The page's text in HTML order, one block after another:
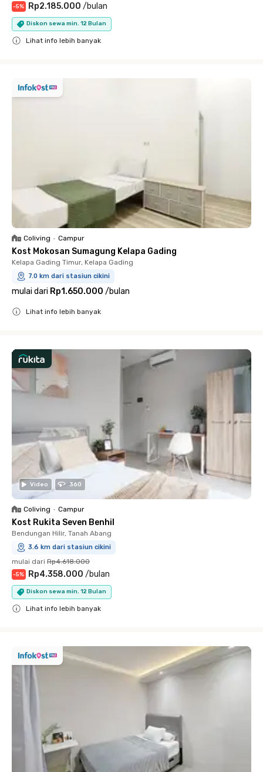
-5% Rp2.185.000 /bulan
Diskon sewa min. 12 Bulan
Lihat info lebih banyak
Coliving • Campur
Kost Mokosan Sumagung Kelapa Gading
Kelapa Gading Timur, Kelapa Gading
7.0 km dari stasiun cikini
mulai dari Rp1.650.000 /bulan
Lihat info lebih banyak
Video 360
Coliving • Campur
Kost Rukita Seven Benhil
Bendungan Hilir, Tanah Abang
3.6 km dari stasiun cikini
mulai dari Rp4.618.000
-5% Rp4.358.000 /bulan
Diskon sewa min. 12 Bulan
Lihat info lebih banyak